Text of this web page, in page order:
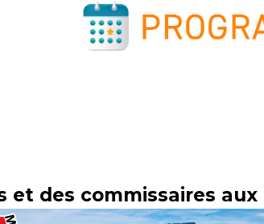
et des commissaires